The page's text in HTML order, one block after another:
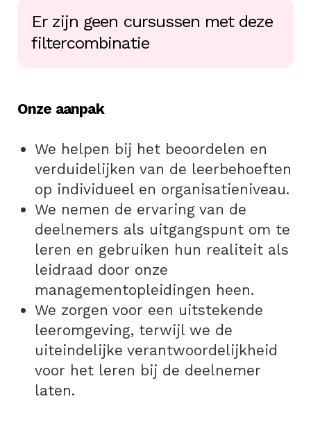
Er zijn geen cursussen met deze
filtercombinatie
Onze aanpak
We helpen bij het beoordelen en
verduidelijken van de leerbehoeften
op individueel en organisatieniveau.
We nemen de ervaring van de
deelnemers als uitgangspunt om te
leren en gebruiken hun realiteit als
leidraad door onze
managementopleidingen heen.
We zorgen voor een uitstekende
leeromgeving, terwijl we de
uiteindelijke verantwoordelijkheid
voor het leren bij de deelnemer
laten.